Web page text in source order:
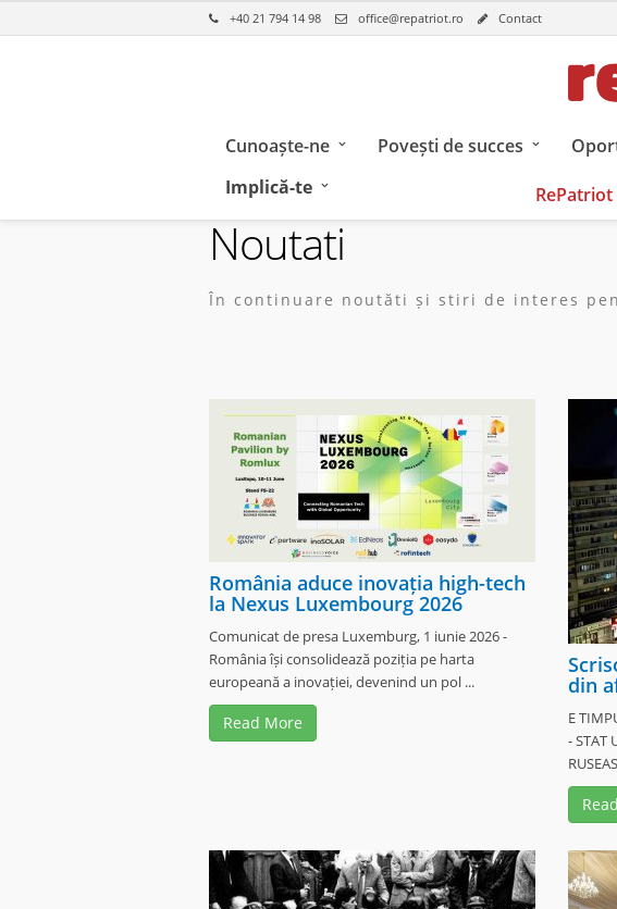
+40 21 794 14 98 office@repatriot.ro Contact
Cunoaște-ne Povești de succes
Implică-te
Noutati
În continuare noutăti și stiri de interes
România aduce inovația high-tech
la Nexus Luxembourg 2026
Comunicat de presa Luxemburg, 1 iunie 2026 -
România își consolidează poziția pe harta
europeană a inovației, devenind un pol ...
Read More
din
E
- STAT